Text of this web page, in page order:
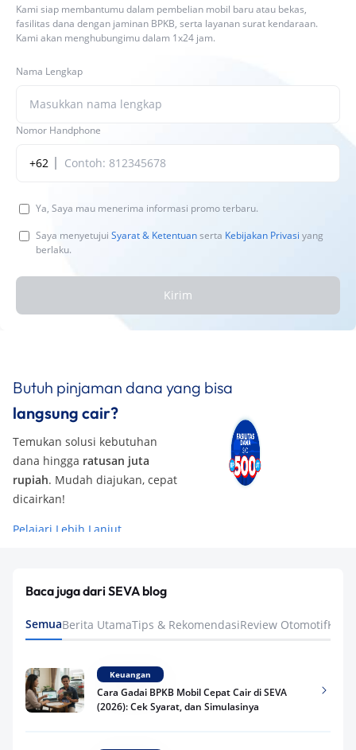
Kami siap membantumu dalam pembelian mobil baru atau bekas,
fasilitas dana dengan jaminan BPKB, serta layanan surat kendaraan.
Kami akan menghubungimu dalam 1x24 jam.
Nama Lengkap
Nomor Handphone
+62
Ya, Saya mau menerima informasi promo terbaru.
Saya menyetujui Syarat & Ketentuanserta Kebijakan Privasi yang
berlaku.
Kirim
Butuh pinjaman dana yang bisa
langsung cair?
Temukan solusi kebutuhan
dana hingga ratusan juta
rupiah. Mudah diajukan, cepat
dicairkan!
Pelajari Lebih Lanjut
Baca juga dari SEVA blog
SemuaBerita UtamaTips & RekomendasiReview Otomotif
Keuangan
Cara Gadai BPKB Mobil Cepat Cair di SEVA
(2026): Cek Syarat, dan Simulasinya